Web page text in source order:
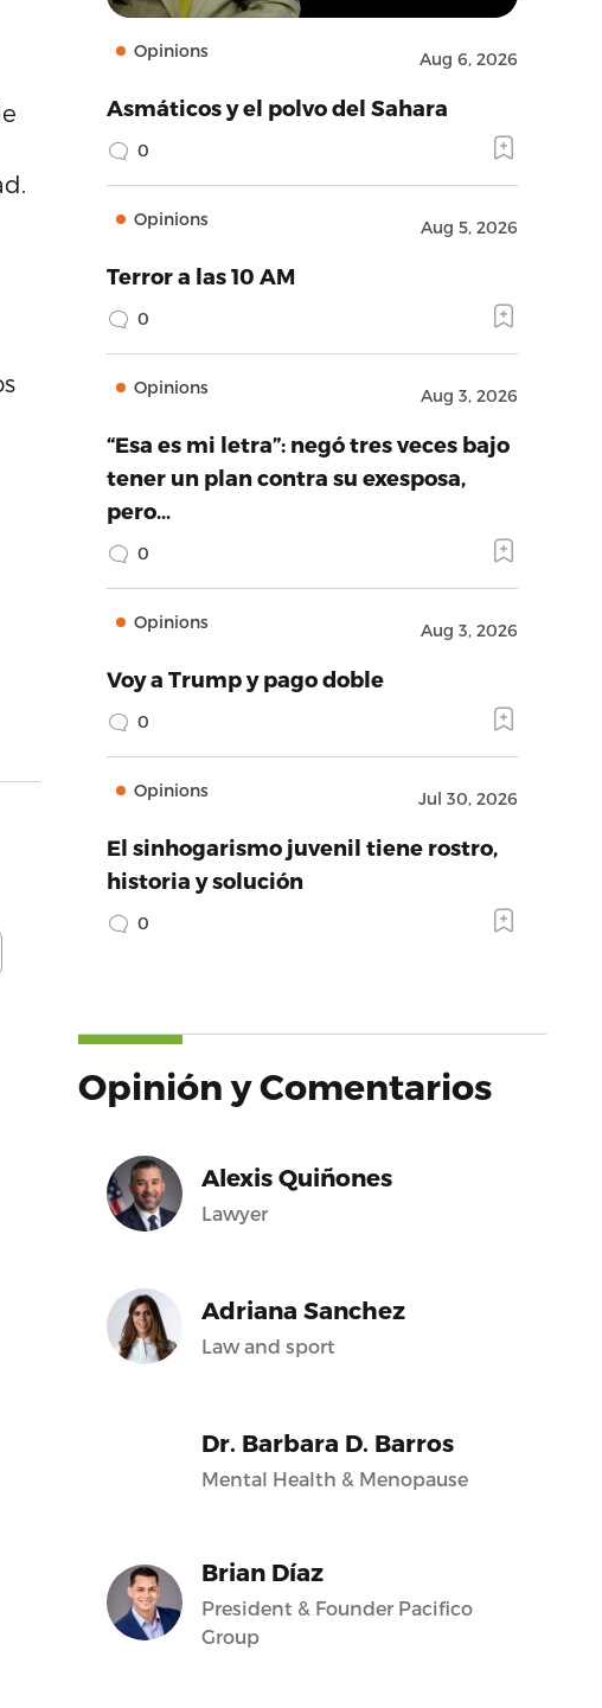
Opinions Aug 6, 2026
Asmáticos y el polvo del Sahara
0
Opinions Aug 5, 2026
Terror a las 10 AM
0
Opinions Aug 3, 2026
“Esa es mi letra”: negó tres veces bajo
tener un plan contra su exesposa,
pero…
0
Opinions Aug 3, 2026
Voy a Trump y pago doble
0
Opinions Jul 30, 2026
El sinhogarismo juvenil tiene rostro,
historia y solución
0
Opinión y Comentarios
Alexis Quiñones
Lawyer
Adriana Sanchez
Law and sport
Dr. Barbara D. Barros
Mental Health & Menopause
Brian Díaz
President & Founder Pacifico
Group